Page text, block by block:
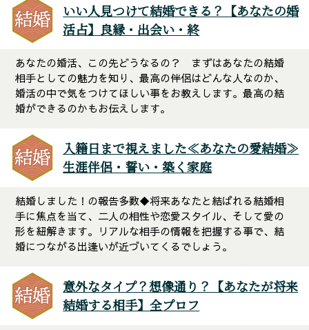
いい人見つけて結婚できる？【あなたの婚
活占】良縁・出会い・終
あなたの婚活、この先どうなるの？ まずはあなたの結婚
相手としての魅力を知り、最高の伴侶はどんな人なのか、
婚活の中で気をつけてほしい事をお教えします。最高の結
婚ができるのかもお伝えします。
入籍日まで視えました≪あなたの愛結婚≫
生涯伴侶・誓い・築く家庭
結婚しました！の報告多数◆将来あなたと結ばれる結婚相
手に焦点を当て、二人の相性や恋愛スタイル、そして愛の
形を紐解きます。リアルな相手の情報を把握する事で、結
婚につながる出逢いが近づいてくるでしょう。
意外なタイプ？想像通り？【あなたが将来
結婚する相手】全プロフ